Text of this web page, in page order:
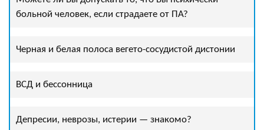
больной человек, если страдаете от ПА?
Черная и белая полоса вегето-сосудистой дистонии
ВСД и бессонница
Депресии, неврозы, истерии — знакомо?